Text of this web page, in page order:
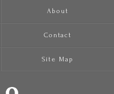
About
Contact
Site Map